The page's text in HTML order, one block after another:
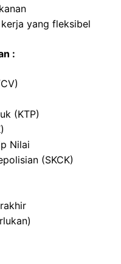
yang fleksibel
:
(KTP)
Nilai
(SKCK)